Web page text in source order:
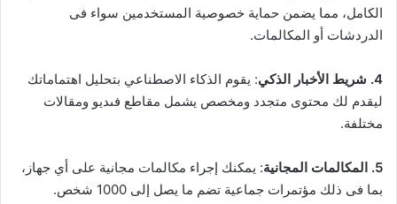
الكامل، مما يضمن حماية خصوصية المستخدمين سواء فى
الدردشات أو المكالمات.
4. شريط الأخبار الذكي
: يقوم الذكاء الاصطناعي بتحليل اهتماماتك
ليقدم لك محتوى متجدد ومخصص يشمل مقاطع فىديو ومقالات
مختلفة.
5. المكالمات المجانية
: يمكنك إجراء مكالمات مجانية على أي جهاز،
بما فى ذلك مؤتمرات جماعية تضم ما يصل إلى 1000 شخص.